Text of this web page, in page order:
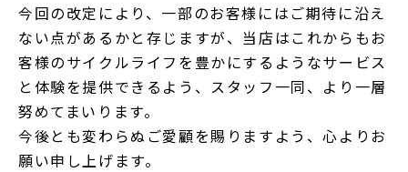
今回の改定により、一部のお客様にはご期待に沿え
ない点があるかと存じますが、当店はこれからもお
客様のサイクルライフを豊かにするようなサービス
と体験を提供できるよう、スタッフ一同、より一層
努めてまいります。
今後とも変わらぬご愛顧を賜りますよう、心よりお
願い申し上げます。